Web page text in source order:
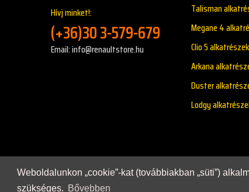
Weboldalunkon „cookie”-kat (továbbiakban „süti”)
szükséges. Bővebben
Hívj minket!:
(+36)30 3-579-679
Email: info@renaultstore.hu
Talisman
Megane 4
Clio 5 alkatrészek
Arkana
Duster
Lodgy
Copyright © 2021 - Renaultstore.hu - Minden Jog